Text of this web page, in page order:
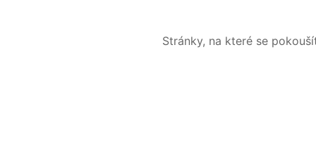
Stránky, na které se